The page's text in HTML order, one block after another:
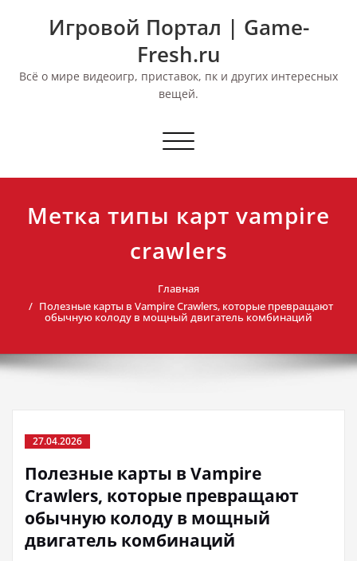
Игровой Портал | Game-
Fresh.ru
Всё о мире видеоигр, приставок, пк и других интересных
вещей.
Переключить
Метка типы карт vampire
crawlers
Главная
Полезные карты в Vampire Crawlers, которые превращают
обычную колоду в мощный двигатель комбинаций
27.04.2026
Полезные карты в Vampire
Crawlers, которые превращают
обычную колоду в мощный
двигатель комбинаций